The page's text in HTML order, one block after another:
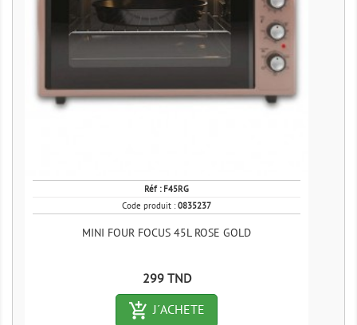
Réf : F45RG
Code produit :0835237
MINI FOUR FOCUS 45L ROSE GOLD
Prix
299 TND
add_shopping_cart-outlined
J´ACHETE